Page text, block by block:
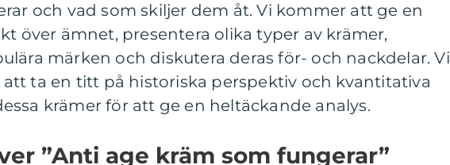
och vad som skiljer dem åt. Vi kommer att ge en
över ämnet, presentera olika typer av krämer,
märken och diskutera deras för- och nackdelar. Vi
ta en titt på historiska perspektiv och kvantitativa
krämer för att ge en heltäckande analys.
”Anti age kräm som fungerar”